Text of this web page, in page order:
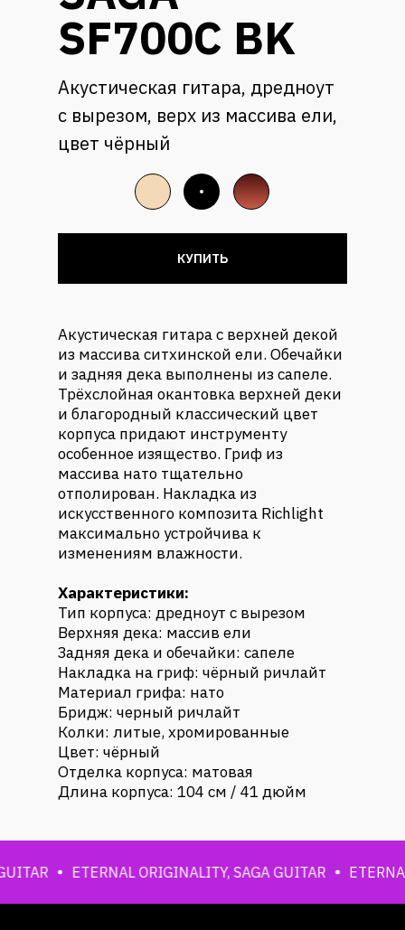
SF700C BK
Акустическая гитара, дредноут
с вырезом, верх из массива ели,
цвет чёрный
Акустическая гитара с верхней декой
из массива ситхинской ели. Обечайки
и задняя дека выполнены из сапеле.
Трёхслойная окантовка верхней деки
и благородный классический цвет
корпуса придают инструменту
особенное изящество. Гриф из
массива нато тщательно
отполирован. Накладка из
искусственного композита Richlight
максимально устройчива к
изменениям влажности.
Характеристики:
Тип корпуса: дредноут с вырезом
Верхняя дека: массив ели
Задняя дека и обечайки: сапеле
Накладка на гриф: чёрный ричлайт
Материал грифа: нато
Бридж: черный ричлайт
Колки: литые, хромированные
Цвет: чёрный
Отделка корпуса: матовая
Длина корпуса: 104 см / 41 дюйм
КУПИТЬ
ETERNAL ORIGINALITY, SAGA GUITAR ETERNAL